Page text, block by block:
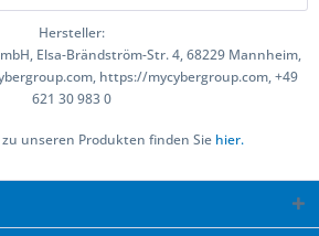
Hersteller:
Elsa-Brändström-Str. 4, 68229 Mannheim,
https://mycybergroup.com, +49
621 30 983 0
unseren Produkten finden Sie hier.